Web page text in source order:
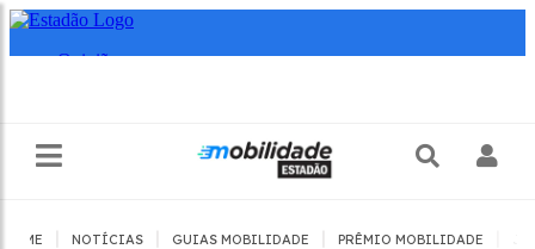
HOME NOTÍCIAS GUIAS MOBILIDADE PRÊMIO MOBILIDADE